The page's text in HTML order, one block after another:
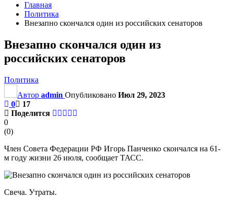
Главная
Политика
Внезапно скончался один из российских сенаторов
Внезапно скончался один из
российских сенаторов
Политика
Автор admin Опубликовано Июл 29, 2023
0
17
Поделится
0
(0)
Член Совета Федерации РФ Игорь Панченко скончался на 61-
м году жизни 26 июля, сообщает ТАСС.
Свеча. Утраты.